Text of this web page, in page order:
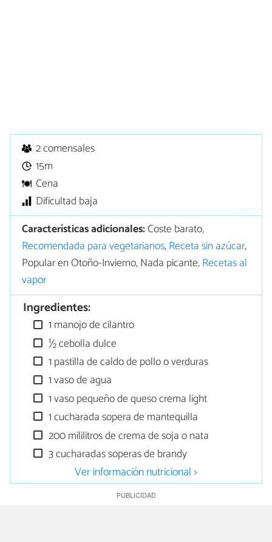
2 comensales
15m
Cena
Dificultad baja
Características adicionales:Coste barato,
Recomendada para vegetarianos,Receta sin azúcar,
Popular en Otoño-Invierno, Nada picante,Recetas al
vapor
Ingredientes:
1 manojo de cilantro
½ cebolla dulce
1 pastilla de caldo de pollo o verduras
1 vaso de agua
1 vaso pequeño de queso crema light
1 cucharada sopera de mantequilla
200 mililitros de crema de soja o nata
3 cucharadas soperas de brandy
Ver información nutricional >